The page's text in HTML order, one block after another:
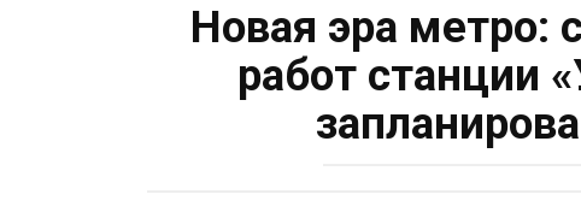
Новая эра метро:
работ станции